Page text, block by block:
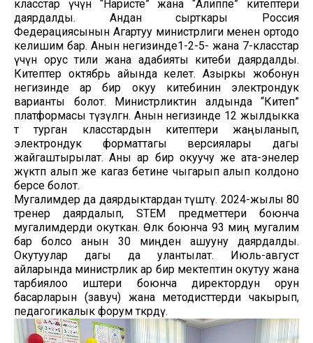
класстар үчүн “Наристе” жана “Алиппе” китептери
даярдалды. Андан сырткары Россия
Федерациясынын Агартуу министрлиги менен ортодо
келишим бар. Анын негизинде1-2-5- жана 7-класстар
үчүн орус тили жана адабияты китеби даярдалды.
Китептер октябрь айында келет. Азыркы жобонун
негизинде ар бир окуу китебинин электрондук
варианты болот. Министрликтин алдында “Китеп”
платформасы түзүлгөн. Анын негизинде 12 жылдыкка
өтө турган класстардын китептери жаңыланып,
электрондук форматтагы версиялары дагы
жайгаштырылат. Аны ар бир окуучу же ата-энелер
жүктөп алып же кагаз бетине чыгарып алып колдоно
берсе болот.
Мугалимдер да даярдыктардан өтүштү. 2024-жылы 80
тренер даярдалып, STEM предметтери боюнча
мугалимдерди окуткан. Өлкө боюнча 93 миң мугалим
бар болсо анын 30 миңден ашууну даярдалды.
Окутуулар дагы да улантылат. Июль-август
айларында министрлик ар бир мектептин окутуу жана
тарбиялоо иштери боюнча директордун орун
басарларын (завуч) жана методисттерди чакырып,
педагогикалык форум өткөрдү.